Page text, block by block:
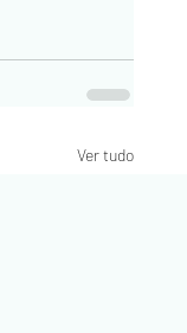
Ver tudo